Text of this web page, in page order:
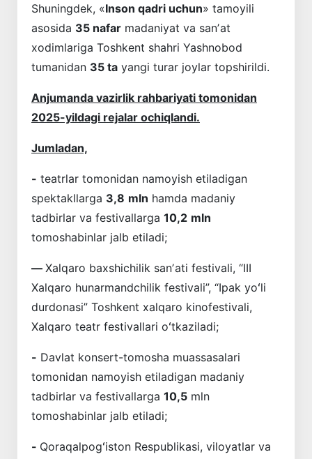
Shuningdek, «Inson qadri uchun» tamoyili
asosida 35 nafar madaniyat va sanʼat
xodimlariga Toshkent shahri Yashnobod
tumanidan 35 ta yangi turar joylar topshirildi.
Anjumanda vazirlik rahbariyati tomonidan
2025-yildagi rejalar ochiqlandi.
Jumladan,
- teatrlar tomonidan namoyish etiladigan
spektakllarga 3,8 mln hamda madaniy
tadbirlar va festivallarga 10,2 mln
tomoshabinlar jalb etiladi;
— Xalqaro baxshichilik sanʼati festivali, “III
Xalqaro hunarmandchilik festivali”, “Ipak yoʻli
durdonasi” Toshkent xalqaro kinofestivali,
Xalqaro teatr festivallari oʻtkaziladi;
- Davlat konsert-tomosha muassasalari
tomonidan namoyish etiladigan madaniy
tadbirlar va festivallarga 10,5 mln
tomoshabinlar jalb etiladi;
- Qoraqalpogʻiston Respublikasi, viloyatlar va